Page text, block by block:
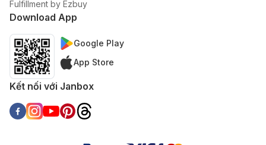
Fulfillment by Ezbuy
Download App
Google Play
App Store
Kết nối với Janbox